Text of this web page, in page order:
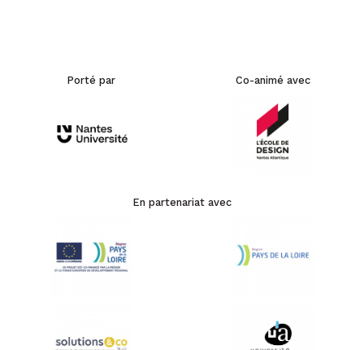
Porté par Co-animé avec
En partenariat avec